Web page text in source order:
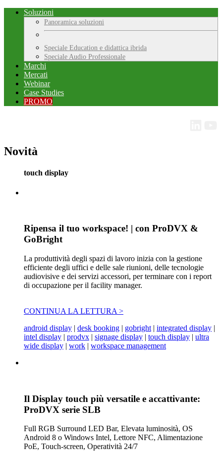
Soluzioni
Panoramica soluzioni
Speciale Education e didattica ibrida
Speciale Audio Professionale
Marchi
Mercati
Webinar
Case Studies
PROMO
Novità
touch display
Ripensa il tuo workspace! | con ProDVX &
GoBright
La produttività degli spazi di lavoro inizia con la gestione
efficiente degli uffici e delle sale riunioni, delle tecnologie
audiovisive e dei servizi accessori, per terminare con i report
di occupazione per il facility manager.
CONTINUA LA LETTURA >
android display | desk booking | gobright | integrated display |
intel display | prodvx | signage display | touch display | ultra
wide display | work | workspace management
Il Display touch più versatile e accattivante:
ProDVX serie SLB
Full RGB Surround LED Bar, Elevata luminosità, OS
Android 8 o Windows Intel, Lettore NFC, Alimentazione
PoE, Touch-screen, Operatività 24/7